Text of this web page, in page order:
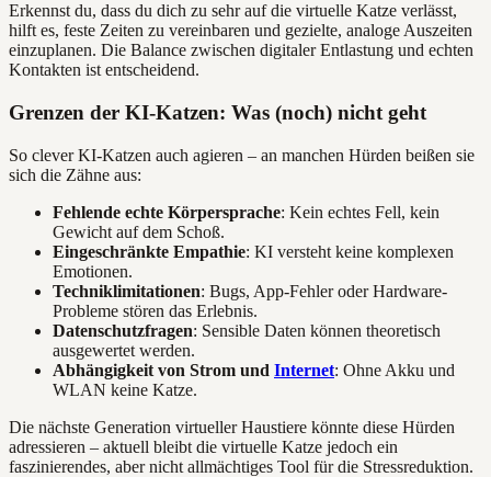
Erkennst du, dass du dich zu sehr auf die virtuelle Katze verlässt,
hilft es, feste Zeiten zu vereinbaren und gezielte, analoge Auszeiten
einzuplanen. Die Balance zwischen digitaler Entlastung und echten
Kontakten ist entscheidend.
Grenzen der KI-Katzen: Was (noch) nicht geht
So clever KI-Katzen auch agieren – an manchen Hürden beißen sie
sich die Zähne aus:
Fehlende echte Körpersprache: Kein echtes Fell, kein
Gewicht auf dem Schoß.
Eingeschränkte Empathie: KI versteht keine komplexen
Emotionen.
Techniklimitationen: Bugs, App-Fehler oder Hardware-
Probleme stören das Erlebnis.
Datenschutzfragen: Sensible Daten können theoretisch
ausgewertet werden.
Abhängigkeit von Strom und Internet: Ohne Akku und
WLAN keine Katze.
Die nächste Generation virtueller Haustiere könnte diese Hürden
adressieren – aktuell bleibt die virtuelle Katze jedoch ein
faszinierendes, aber nicht allmächtiges Tool für die Stressreduktion.